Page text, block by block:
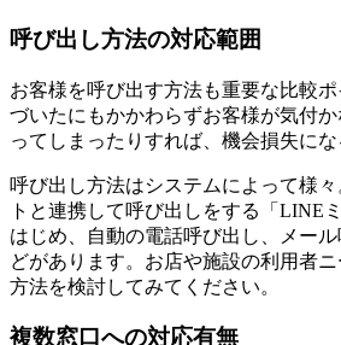
呼び出し方法の対応範囲
お客様を呼び出す方法も重要な比較
づいたにもかかわらずお客様が気付
ってしまったりすれば、機会損失にな
呼び出し方法はシステムによって様
トと連携して呼び出しをする「LINE
はじめ、自動の電話呼び出し、メー
どがあります。お店や施設の利用者
方法を検討してみてください。
複数窓口への対応有無